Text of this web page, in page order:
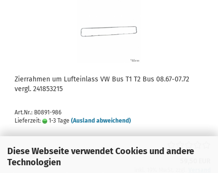
Diese Webseite verwendet Cookies und andere
Technologien
Zierrahmen um Lufteinlass VW Bus T1 T2 Bus 08.67-07.72
vergl. 241853215
Art.Nr.: B0891-986
Lieferzeit:
1-3 Tage (Ausland abweichend)